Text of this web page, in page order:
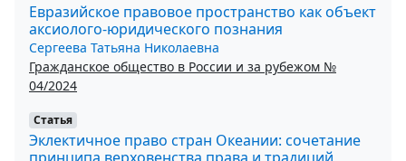
Евразийское правовое пространство как объект
аксиолого-юридического познания
Сергеева Татьяна Николаевна
Гражданское общество в России и за рубежом №
04/2024
Статья
Эклектичное право стран Океании: сочетание